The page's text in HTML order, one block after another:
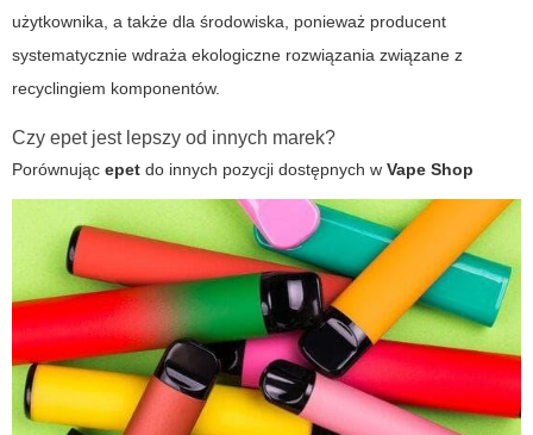
użytkownika, a także dla środowiska, ponieważ producent
systematycznie wdraża ekologiczne rozwiązania związane z
recyclingiem komponentów.
Czy epet jest lepszy od innych marek?
Porównując epet do innych pozycji dostępnych w Vape Shop